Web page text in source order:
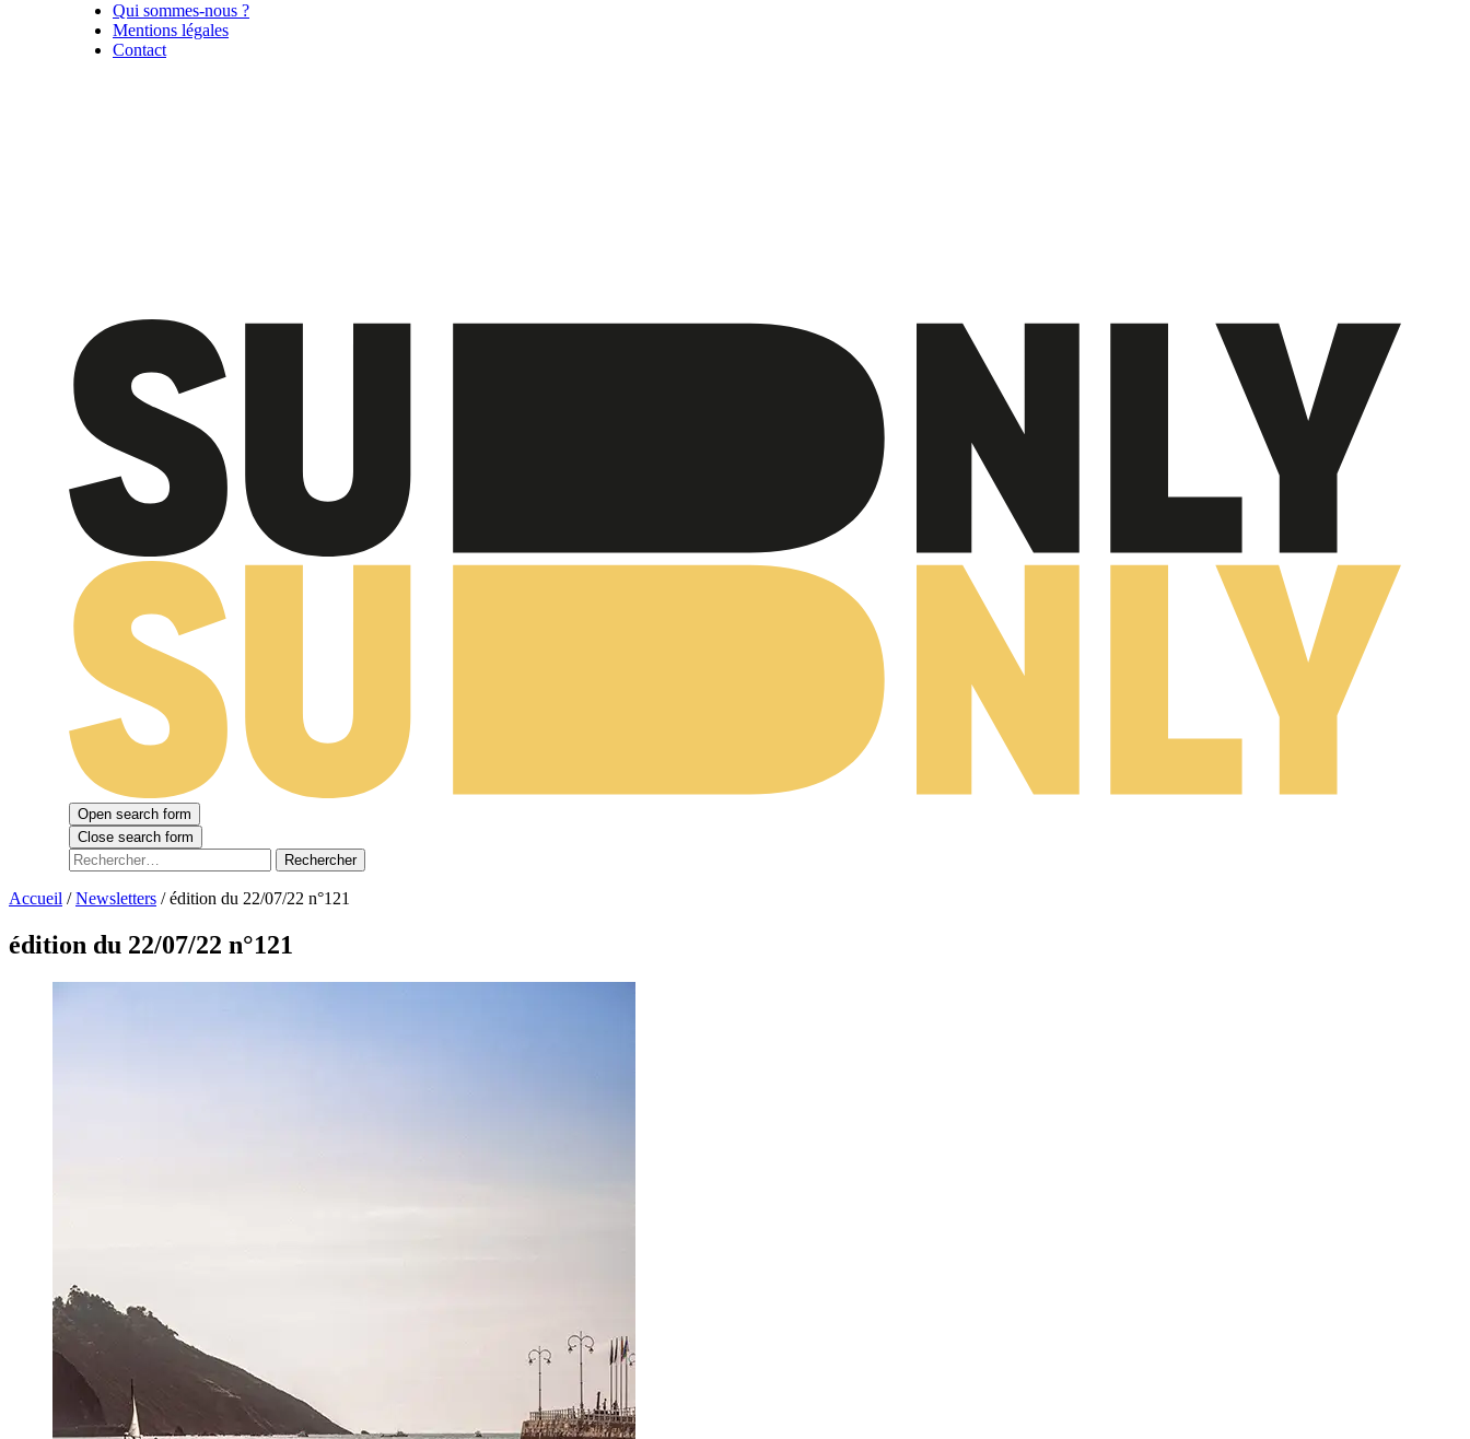
Qui sommes-nous ?
Mentions légales
Contact
Open search form
Close search form
Rechercher :
Accueil /Newsletters /édition du 22/07/22 n°121
édition du 22/07/22 n°121